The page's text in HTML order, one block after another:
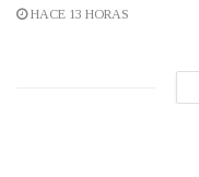
HACE 13 HORAS